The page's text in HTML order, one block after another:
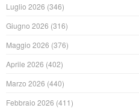
Luglio 2026 (346)
Giugno 2026 (316)
Maggio 2026 (376)
Aprile 2026 (402)
Marzo 2026 (440)
Febbraio 2026 (411)